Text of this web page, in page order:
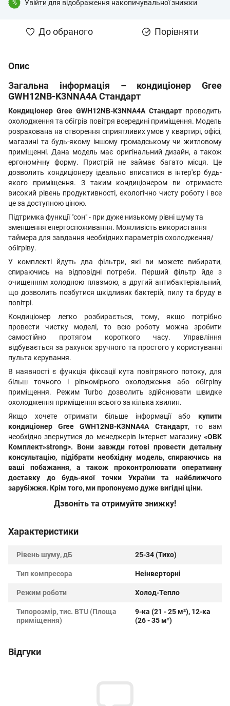
% Увійти для відображення накопичувальної знижки
До обраного Порівняти
Опис
Загальна інформація – кондиціонер Gree
GWH12NB-K3NNA4A Стандарт
Кондиціонер Gree GWH12NB-K3NNA4A Стандарт проводить
охолодження та обігрів повітря всередині приміщення. Модель
розрахована на створення сприятливих умов у квартирі, офісі,
магазині та будь-якому іншому громадському чи житловому
приміщенні. Дана модель має оригінальний дизайн, а також
ергономічну форму. Пристрій не займає багато місця. Це
дозволить кондиціонеру ідеально вписатися в інтер'єр будь-
якого приміщення. З таким кондиціонером ви отримаєте
високий рівень продуктивності, екологічно чисту роботу і все
це за доступною ціною.
Підтримка функції "сон" - при дуже низькому рівні шуму та
зменшення енергоспоживання. Можливість використання
таймера для завдання необхідних параметрів охолодження/
обігріву.
У комплекті йдуть два фільтри, які ви можете вибирати,
спираючись на відповідні потреби. Перший фільтр йде з
очищенням холодною плазмою, а другий антибактеріальний,
що дозволить позбутися шкідливих бактерій, пилу та бруду в
повітрі.
Кондиціонер легко розбирається, тому, якщо потрібно
провести чистку моделі, то всю роботу можна зробити
самостійно протягом короткого часу. Управління
відбувається за рахунок зручного та простого у користуванні
пульта керування.
В наявності є функція фіксації кута повітряного потоку, для
більш точного і рівномірного охолодження або обігріву
приміщення. Режим Turbo дозволить здійснювати швидке
охолодження приміщення всього за кілька хвилин.
Якщо хочете отримати більше інформації або купити
кондиціонер Gree GWH12NB-K3NNA4A Стандарт, то вам
необхідно звернутися до менеджерів Інтернет магазину «ОВК
Комплект»strong>. Вони завжди готові провести детальну
консультацію, підібрати необхідну модель, спираючись на
ваші побажання, а також проконтролювати оперативну
доставку до будь-якої точки України та найближчого
зарубіжжя. Крім того, ми пропонуємо дуже вигідні ціни.
Дзвоніть та отримуйте знижку!
Характеристики
Рівень шуму, дБ 25-34 (Тихо)
Тип компресора Неінверторні
Режим роботи Холод-Тепло
Типорозмір, тис. BTU (Площа
приміщення)
9-ка (21 - 25 м²), 12-ка
(26 - 35 м²)
Відгуки